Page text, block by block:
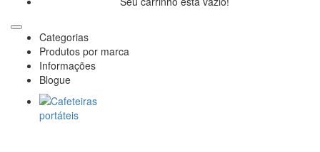
Categorias
Produtos por marca
Informações
Blogue